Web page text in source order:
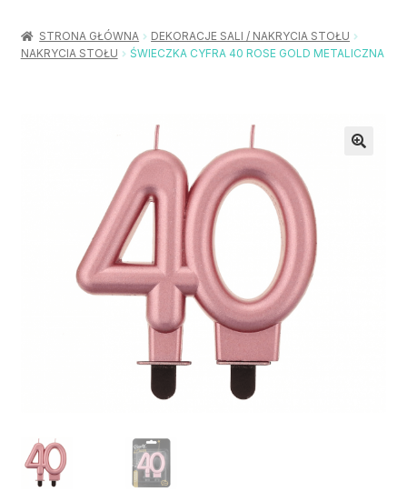
menu
Urodziny / Imprezy
Rozwiń
Rozwiń
Akcesoria Party
Moje konto
STRONA GŁÓWNA
DEKORACJE SALI / NAKRYCIA STOŁU
NAKRYCIA STOŁU
ŚWIECZKA CYFRA 40 ROSE GOLD METALICZNA